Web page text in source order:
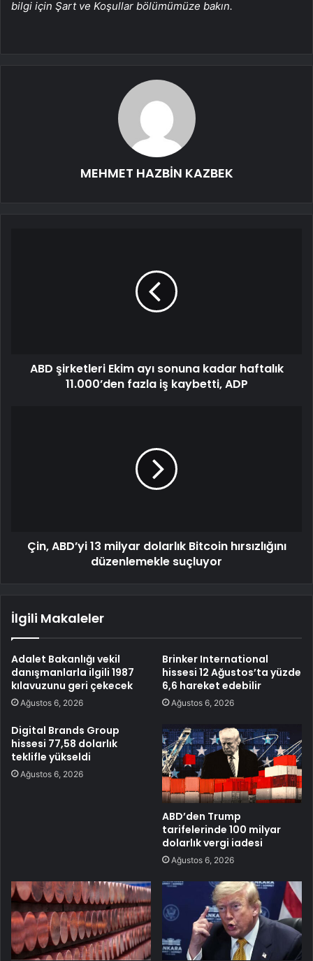
bilgi için Şart ve Koşullar bölümümüze bakın.
MEHMET HAZBİN KAZBEK
ABD şirketleri Ekim ayı sonuna kadar haftalık
11.000’den fazla iş kaybetti, ADP
Çin, ABD’yi 13 milyar dolarlık Bitcoin hırsızlığını
düzenlemekle suçluyor
İlgili Makaleler
Adalet Bakanlığı vekil
danışmanlarla ilgili 1987
kılavuzunu geri çekecek
Ağustos 6, 2026
Brinker International
hissesi 12 Ağustos’ta yüzde
6,6 hareket edebilir
Ağustos 6, 2026
Digital Brands Group
hissesi 77,58 dolarlık
teklifle yükseldi
Ağustos 6, 2026
ABD’den Trump
tarifelerinde 100 milyar
dolarlık vergi iadesi
Ağustos 6, 2026